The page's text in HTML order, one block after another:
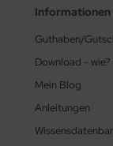
Informationen
Guthaben/
Download -
Mein Blog
Anleitungen